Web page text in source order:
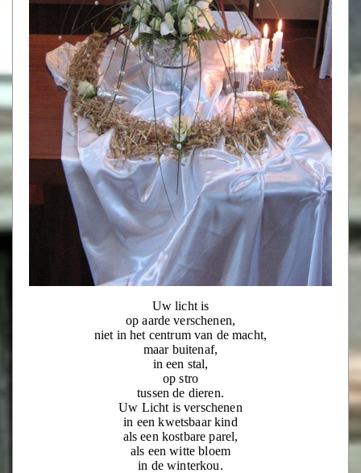
Uw licht is
op aarde verschenen,
niet in het centrum van de macht,
maar buitenaf,
in een stal,
op stro
tussen de dieren.
Uw Licht is verschenen
in een kwetsbaar kind
als een kostbare parel,
als een witte bloem
in de winterkou.